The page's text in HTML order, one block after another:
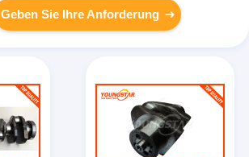
Geben Sie Ihre Anforderung